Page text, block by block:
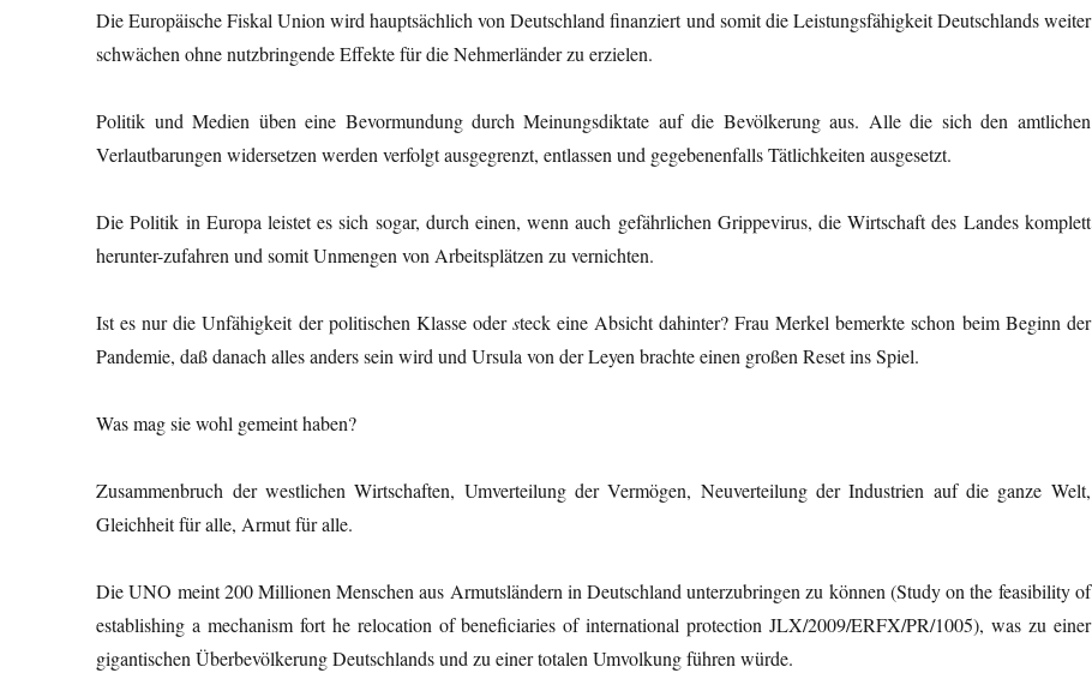
Die Europäische Fiskal Union wird hauptsächlich von Deutschland finanziert und somit die Leistungsfähigkeit Deutschlands weiter
schwächen ohne nutzbringende Effekte für die Nehmerländer zu erzielen.
Politik und Medien üben eine Bevormundung durch Meinungsdiktate auf die Bevölkerung aus. Alle die sich den amtlichen
Verlautbarungen widersetzen werden verfolgt ausgegrenzt, entlassen und gegebenenfalls Tätlichkeiten ausgesetzt.
Die Politik in Europa leistet es sich sogar, durch einen, wenn auch gefährlichen Grippevirus, die Wirtschaft des Landes komplett
herunter-zufahren und somit Unmengen von Arbeitsplätzen zu vernichten.
Ist es nur die Unfähigkeit der politischen Klasse odersteck eine Absicht dahinter? Frau Merkel bemerkte schon beim Beginn der
Pandemie, daß danach alles anders sein wird und Ursula von der Leyen brachte einen großen Reset ins Spiel.
Was mag sie wohl gemeint haben?
Zusammenbruch der westlichen Wirtschaften, Umverteilung der Vermögen, Neuverteilung der Industrien auf die ganze Welt,
Gleichheit für alle, Armut für alle.
Die UNO meint 200 Millionen Menschen aus Armutsländern in Deutschland unterzubringen zu können (Study on the feasibility of
establishing a mechanism fort he relocation of beneficiaries of international protection JLX/2009/ERFX/PR/1005), was zu einer
gigantischen Überbevölkerung Deutschlands und zu einer totalen Umvolkung führen würde.